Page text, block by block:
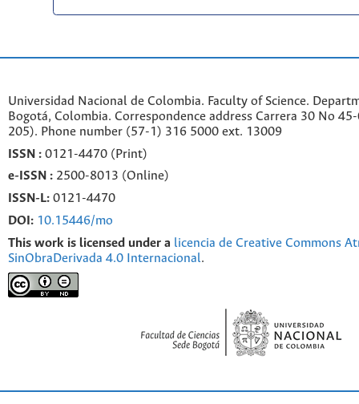
Universidad Nacional de Colombia. Faculty of Science.
Bogotá, Colombia. Correspondence address Carrera 30 No
205). Phone number (57-1) 316 5000 ext. 13009
ISSN : 0121-4470 (Print)
e- ISSN : 2500-8013 (Online)
ISSN-L: 0121-4470
DOI: 10.15446/mo
This work is licensed under a licencia de Creative Commons
SinObraDerivada 4.0 Internacional.